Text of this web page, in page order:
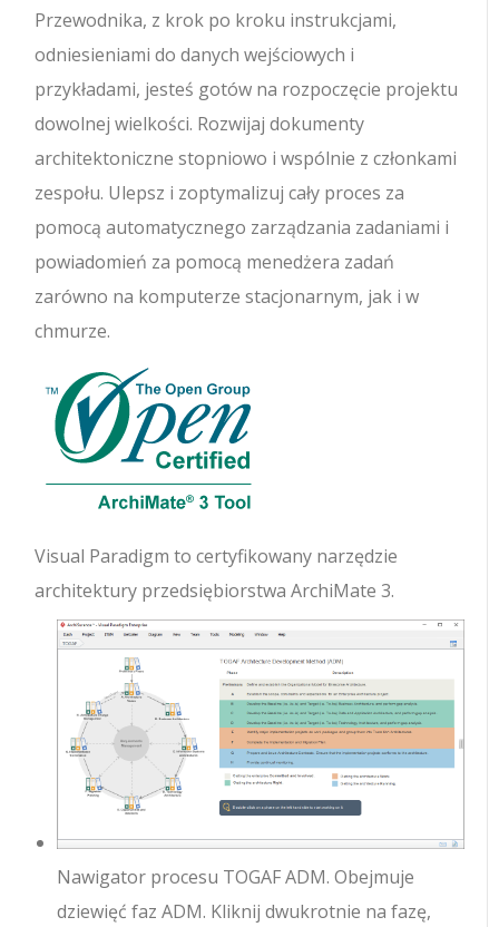
Przewodnika, z krok po kroku instrukcjami,
odniesieniami do danych wejściowych i
przykładami, jesteś gotów na rozpoczęcie projektu
dowolnej wielkości. Rozwijaj dokumenty
architektoniczne stopniowo i wspólnie z członkami
zespołu. Ulepsz i zoptymalizuj cały proces za
pomocą automatycznego zarządzania zadaniami i
powiadomień za pomocą menedżera zadań
zarówno na komputerze stacjonarnym, jak i w
chmurze.
Visual Paradigm to certyfikowany narzędzie
architektury przedsiębiorstwa ArchiMate 3.
Nawigator procesu TOGAF ADM. Obejmuje
dziewięć faz ADM. Kliknij dwukrotnie na fazę,